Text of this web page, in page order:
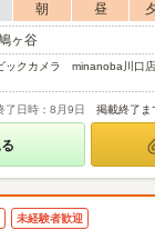
朝 昼
ヶ谷
ックカメラ minanoba川口
了日時：8月9日 掲載終了ま
未経験者歓迎